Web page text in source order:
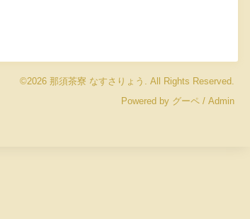
©2026 那須茶寮 なすさりょう . All Rights Reserved.
Powered by グーペ / Admin